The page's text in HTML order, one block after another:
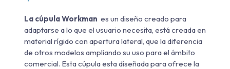
La cúpula Workman es un diseño creado para
adaptarse a lo que el usuario necesita, está creada en
material rígido con apertura lateral, que la diferencia
de otros modelos ampliando su uso para el ámbito
comercial. Esta cúpula esta diseñada para ofrece la